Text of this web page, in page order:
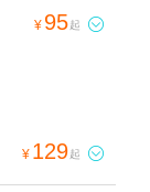
¥ 95起 
¥ 129起 